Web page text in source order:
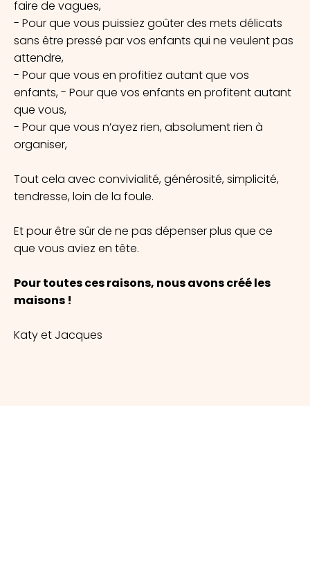
faire de vagues,
- Pour que vous puissiez goûter des mets délicats
sans être pressé par vos enfants qui ne veulent pas
attendre,
- Pour que vous en profitiez autant que vos
enfants, - Pour que vos enfants en profitent autant
que vous,
- Pour que vous n’ayez rien, absolument rien à
organiser,
Tout cela avec convivialité, générosité, simplicité,
tendresse, loin de la foule.
Et pour être sûr de ne pas dépenser plus que ce
que vous aviez en tête.
Pour toutes ces raisons, nous avons créé les
maisons !
Katy et Jacques